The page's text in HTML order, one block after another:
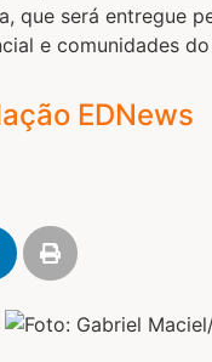
que será entregue
e comunidades
EDNews